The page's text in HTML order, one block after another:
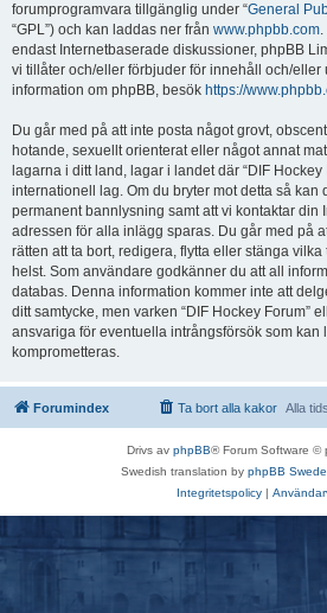
forumprogramvara tillgänglig under “General
“GPL”) och kan laddas ner från www.phpbb.com
endast Internetbaserade diskussioner, phpBB
vi tillåter och/eller förbjuder för innehåll och/eller
information om phpBB, besök https://
Du går med på att inte posta något grovt,
hotande, sexuellt orienterat eller något annat
lagarna i ditt land, lagar i landet där “DIF Hockey
internationell lag. Om du bryter mot detta så kan
permanent bannlysning samt att vi kontaktar din
adressen för alla inlägg sparas. Du går med på
rätten att ta bort, redigera, flytta eller stänga
helst. Som användare godkänner du att all
databas. Denna information kommer inte att
ditt samtycke, men varken “DIF Hockey Forum”
ansvariga för eventuella intrångsförsök som kan
komprometteras.
Forumindex Alla
Ta bort alla kakor
Drivs av phpBB® Forum Software ©
Swedish translation by phpBB
Integritetspolicy|